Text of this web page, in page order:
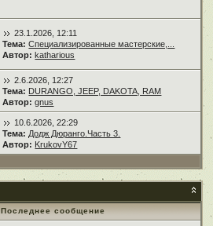
23.1.2026, 12:11
Тема: Специализированные мастерские,...
Автор: katharious
2.6.2026, 12:27
Тема: DURANGO, JEEP, DAKOTA, RAM
Автор: gnus
10.6.2026, 22:29
Тема: Додж Дюранго.Часть 3.
Автор: KrukovY67
Последнее сообщение